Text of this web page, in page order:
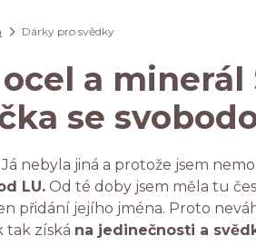
Dárky pro svědky
a minerál
se
nebyla jiná a protože jsem
LU. Od té doby jsem měla tu
přidání jejího jména. Proto
tak získá na jedinečnosti a